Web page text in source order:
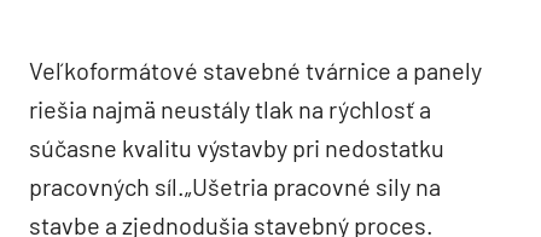
Veľkoformátové stavebné tvárnice a panely
riešia najmä neustály tlak na rýchlosť a
súčasne kvalitu výstavby pri nedostatku
pracovných síl.„Ušetria pracovné sily na
stavbe a zjednodušia stavebný proces.